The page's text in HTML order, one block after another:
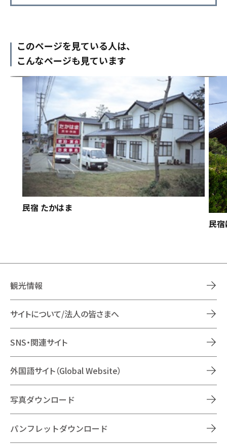
このページを見ている人は、
こんなページも見ています
民宿 たかはま
民
観光情報
サイトについて/法人の皆さまへ
SNS・関連サイト
外国語サイト（Global Website）
写真ダウンロード
パンフレットダウンロード